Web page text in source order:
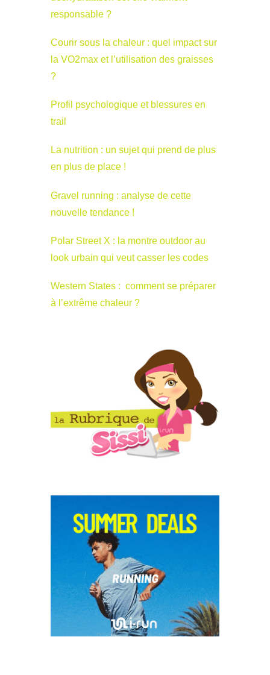
responsable ?
Courir sous la chaleur : quel impact sur
la VO2max et l’utilisation des graisses
?
Profil psychologique et blessures en
trail
La nutrition : un sujet qui prend de plus
en plus de place !
Gravel running : analyse de cette
nouvelle tendance !
Polar Street X : la montre outdoor au
look urbain qui veut casser les codes
Western States : comment se préparer
à l’extrême chaleur ?